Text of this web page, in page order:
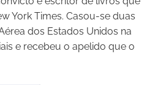
York Times. Casou-se duas
dos Estados Unidos na
e recebeu o apelido que o